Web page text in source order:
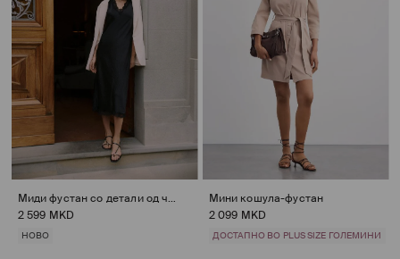
Миди фустан со детали од чипка
2 599 MKD
НОВО
Мини кошула-фустан
2 099 MKD
ДОСТАПНО ВО PLUS SIZE ГОЛЕМИНИ